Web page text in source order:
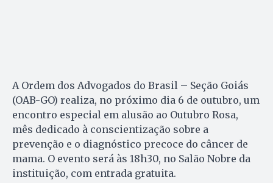
A Ordem dos Advogados do Brasil – Seção Goiás
(OAB-GO) realiza, no próximo dia 6 de outubro, um
encontro especial em alusão ao Outubro Rosa,
mês dedicado à conscientização sobre a
prevenção e o diagnóstico precoce do câncer de
mama. O evento será às 18h30, no Salão Nobre da
instituição, com entrada gratuita.